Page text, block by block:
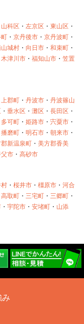
山科区 ・ 左京区 ・ 東山区 ・
・ 京丹後市 ・ 京丹波町 ・
城村 ・ 向日市 ・ 和束町 ・
木津川市 ・ 福知山市 ・ 笠置
上郡町 ・ 丹波市 ・ 丹波篠山
・ 垂水区 ・ 灘区 ・ 長田区 ・
多可町 ・ 姫路市 ・ 宍粟市 ・
播磨町 ・ 明石市 ・ 朝来市 ・
新温泉町 ・ 美方郡香美
市 ・ 高砂市
・ 桜井市 ・ 橿原市 ・ 河合
高取町 ・ 三宅町 ・ 三郷町 ・
・ 宇陀市 ・ 安堵町 ・ 山添
み